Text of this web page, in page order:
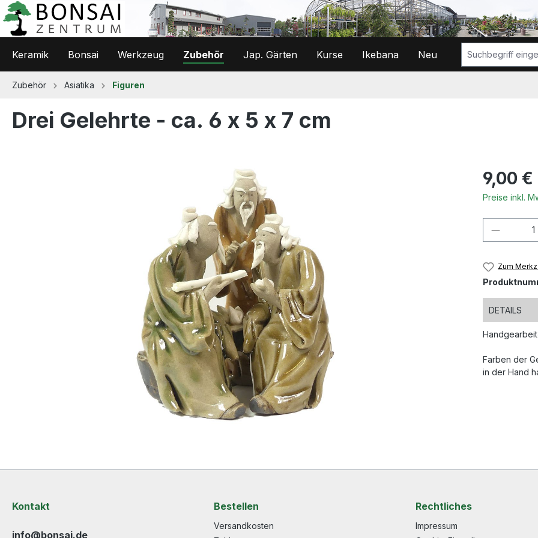
Hauptinhalt springen
Zur Suche springen
Zur Hauptnavigation springen
Keramik Bonsai Werkzeug Zubehör Jap. Gärten Kurse Ikebana Neu
Zubehör Asiatika Figuren
Drei Gelehrte - ca. 6 x 5 x 7 cm
Regulärer
9,00 €
Preise inkl.
Zum
DETAILS
Farben der
in der Hand
Kontakt
info@bonsai.de
Bestellen
Versandkosten
Rechtliches
Impressum